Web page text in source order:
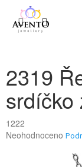
obsah
2319
srdíčko
1222
Průměrné
Neohodnoceno